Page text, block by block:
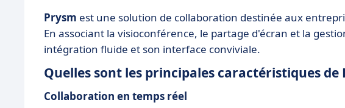
Prysm est une solution de collaboration destinée aux
En associant la visioconférence, le partage d'écran et la
intégration fluide et son interface conviviale.
Quelles sont les principales caractéristiques de
Collaboration en temps réel